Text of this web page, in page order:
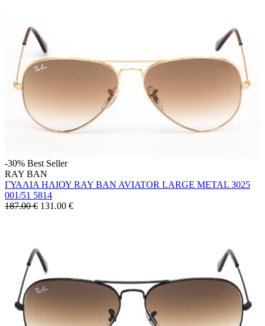
-30% Best Seller
RAY BAN
ΓΥΑΛΙΑ ΗΛΙΟΥ RAY BAN AVIATOR LARGE METAL 3025
001/51 5814
187.00 € 131.00 €